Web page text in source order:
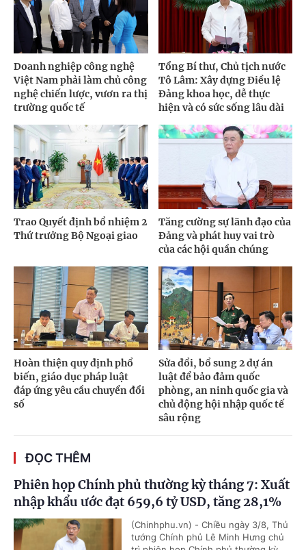
Doanh nghiệp công nghệ
Việt Nam phải làm chủ công
nghệ chiến lược, vươn ra thị
trường quốc tế
Tổng Bí thư, Chủ tịch nước
Tô Lâm: Xây dựng Điều lệ
Đảng khoa học, dễ thực
hiện và có sức sống lâu dài
Trao Quyết định bổ nhiệm 2
Thứ trưởng Bộ Ngoại giao
Tăng cường sự lãnh đạo của
Đảng và phát huy vai trò
của các hội quần chúng
Hoàn thiện quy định phổ
biến, giáo dục pháp luật
đáp ứng yêu cầu chuyển đổi
số
Sửa đổi, bổ sung 2 dự án
luật để bảo đảm quốc
phòng, an ninh quốc gia và
chủ động hội nhập quốc tế
sâu rộng
ĐỌC THÊM
Phiên họp Chính phủ thường kỳ tháng 7: Xuất
nhập khẩu ước đạt 659,6 tỷ USD, tăng 28,1%
(Chinhphu.vn) - Chiều ngày 3/8, Thủ
tướng Chính phủ Lê Minh Hưng chủ